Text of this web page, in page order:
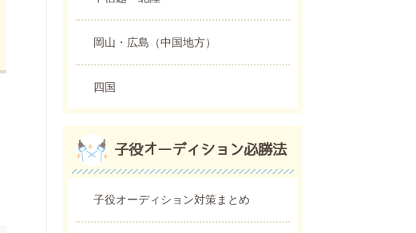
岡山・広島（中国地方）
四国
子役オーディション必勝法
子役オーディション対策まとめ